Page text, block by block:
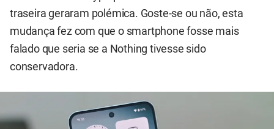
traseira geraram polémica. Goste-se ou não, esta
mudança fez com que o smartphone fosse mais
falado que seria se a Nothing tivesse sido
conservadora.